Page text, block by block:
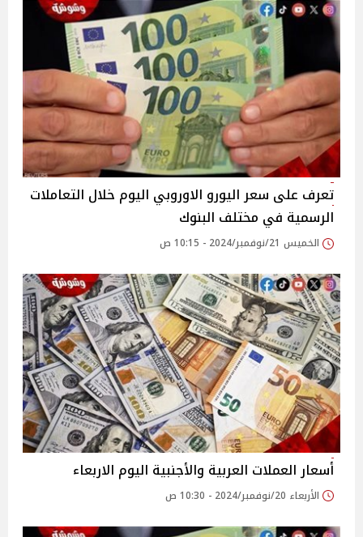
تعرف على سعر اليورو الاوروبي اليوم خلال التعاملات
الرسمية في مختلف البنوك
الخميس 21/نوفمبر/2024 - 10:15 ص
أسعار العملات العربية والأجنبية اليوم الاربعاء
الأربعاء 20/نوفمبر/2024 - 10:30 ص